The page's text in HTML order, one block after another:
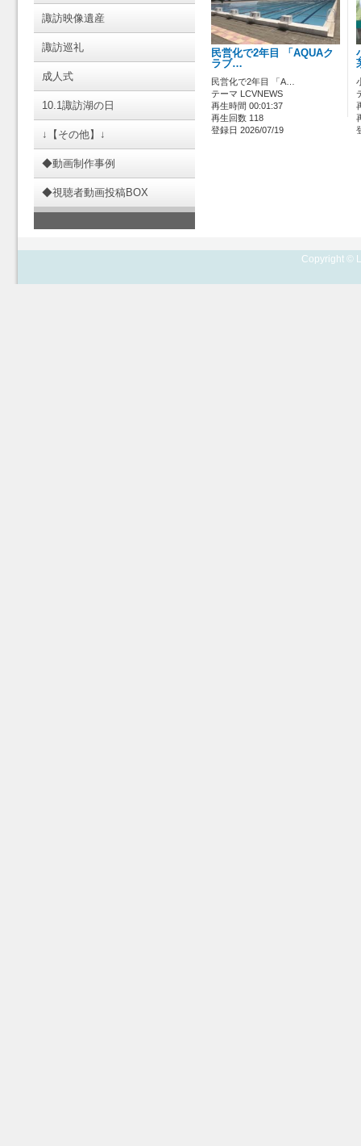
諏訪映像遺産
諏訪巡礼
成人式
10.1諏訪湖の日
↓【その他】↓
◆動画制作事例
◆視聴者動画投稿BOX
民営化で2年目 「AQUAク
ラブ…
民営化で2年目 「A…
テーマ LCVNEWS
再生時間 00:01:37
再生回数 118
登録日 2026/07/19
Copyright ©